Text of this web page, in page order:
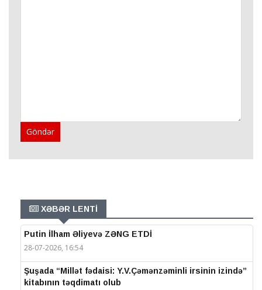
Göndər
XƏBƏR LENTİ
Putin İlham Əliyevə ZƏNG ETDİ
28-07-2026, 16:54
Şuşada “Millət fədaisi: Y.V.Çəmənzəminli irsinin izində”
kitabının təqdimatı olub